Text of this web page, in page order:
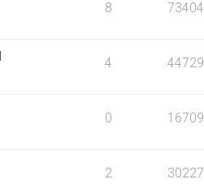
8 73404
4 44729
0 16709
2 30227